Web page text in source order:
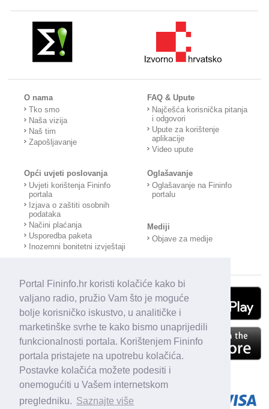
Portal Fininfo.hr koristi kolačiće kako bi
valjano radio, pružio Vam što je moguće
bolje korisničko iskustvo, u analitičke i
marketinške svrhe te kako bismo unaprijedili
funkcionalnosti portala. Korištenjem Fininfo
portala pristajete na upotrebu kolačića.
Postavke kolačića možete podesiti i
onemogućiti u Vašem internetskom
pregledniku. Saznajte više
O nama
Tko smo
Naša vizija
Naš tim
Zapošljavanje
FAQ & Upute
Najčešća korisnička pitanja
i odgovori
Upute za korištenje
aplikacije
Video upute
Opći uvjeti poslovanja
Uvjeti korištenja Fininfo
portala
Izjava o zaštiti osobnih
podataka
Načini plaćanja
Usporedba paketa
Inozemni bonitetni izvještaji
Oglašavanje
Oglašavanje na Fininfo
portalu
Mediji
Objave za medije